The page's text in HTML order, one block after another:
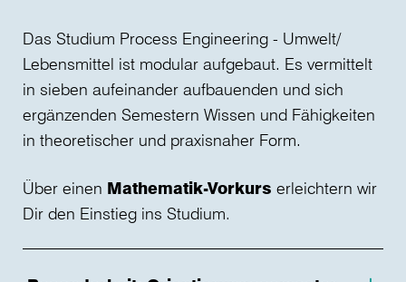
Das Studium Process Engineering - Umwelt/
Lebensmittel ist modular aufgebaut. Es vermittelt
in sieben aufeinander aufbauenden und sich
ergänzenden Semestern Wissen und Fähigkeiten
in theoretischer und praxisnaher Form.
Über einen Mathematik-Vorkurs erleichtern wir
Dir den Einstieg ins Studium.